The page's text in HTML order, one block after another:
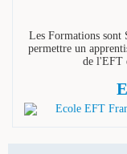
Les Formations sont
permettre un
de l'EFT